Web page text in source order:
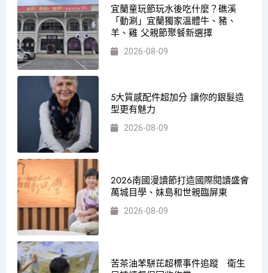
宜蘭童玩節玩水後吃什麼？礁溪
「動涮」宜蘭獨家溫體牛、豬、
羊、雞 父親節聚餐新選擇
2026-08-09
5大質感配件超加分 讓你的銀髮造
型更有魅力
2026-08-09
2026南國漫讀節打造國際閱讀盛會
萬城目學、妹島和世親臨屏東
2026-08-09
苦茶油苯駢芘超標事件追蹤 衛生